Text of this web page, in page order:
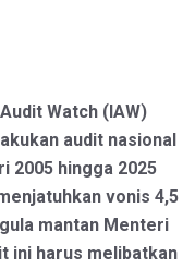
Watch (IAW)
audit nasional
2005 hingga 2025
vonis 4,5
mantan Menteri
ini harus melibatkan